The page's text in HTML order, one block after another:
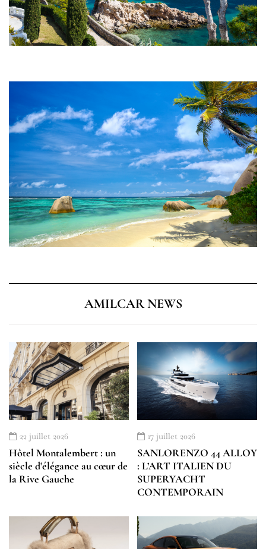
AMILCAR NEWS
22 juillet 2026
Hôtel Montalembert : un
siècle d'élégance au cœur de
la Rive Gauche
17 juillet 2026
SANLORENZO 44 ALLOY
: L’ART ITALIEN DU
SUPERYACHT
CONTEMPORAIN